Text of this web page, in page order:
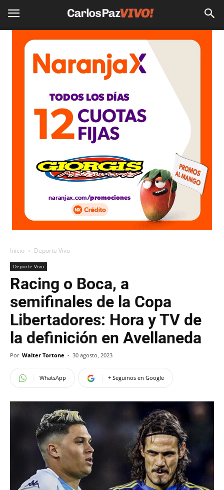
Inicio Deporte Vivo
Deporte Vivo
Racing o Boca, a
semifinales de la Copa
Libertadores: Hora y TV de
la definición en Avellaneda
Por Walter Tortone - 30 agosto, 2023
WhatsApp + Seguinos en Google